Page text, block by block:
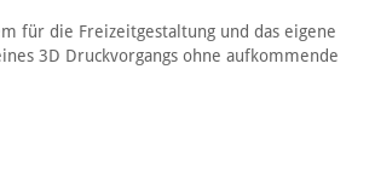
für die Freizeitgestaltung und das eigene
3D Druckvorgangs ohne aufkommende